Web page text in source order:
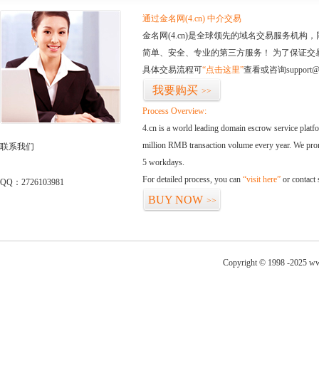
联系我们
QQ：2726103981
通过金名网(4.cn) 中介交易
金名网(4.cn)是全球领先的域名交易服务机构
简单、安全、专业的第三方服务！ 为了保证
具体交易流程可“点击这里”查看或咨询
我要购买 >>
Process Overview:
4.cn is a world leading domain escrow service
million RMB transaction volume every year. We
5 workdays.
For detailed process, you can “visit here” or contact
BUY NOW >>
Copyright © 1998 -2025